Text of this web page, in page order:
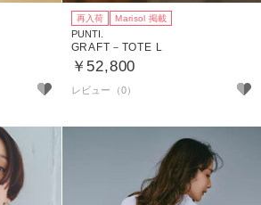
再入荷 Marisol 掲載
PUNTI.
GRAFT－TOTE L
￥52,800